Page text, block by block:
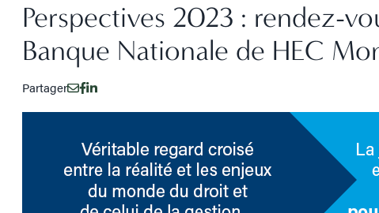
Perspectives 2023 : rendez-
Banque Nationale de HEC
Partager